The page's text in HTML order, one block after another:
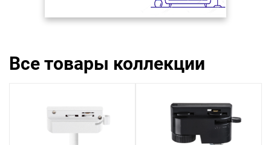
Все товары коллекции